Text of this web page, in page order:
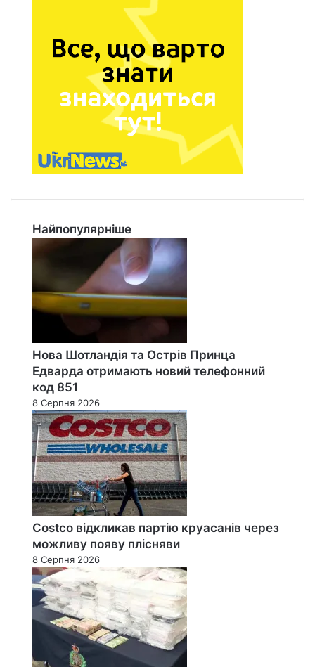
Найпопулярніше
Нова Шотландія та Острів Принца
Едварда отримають новий телефонний
код 851
8 Серпня 2026
Costco відкликав партію круасанів через
можливу появу плісняви
8 Серпня 2026